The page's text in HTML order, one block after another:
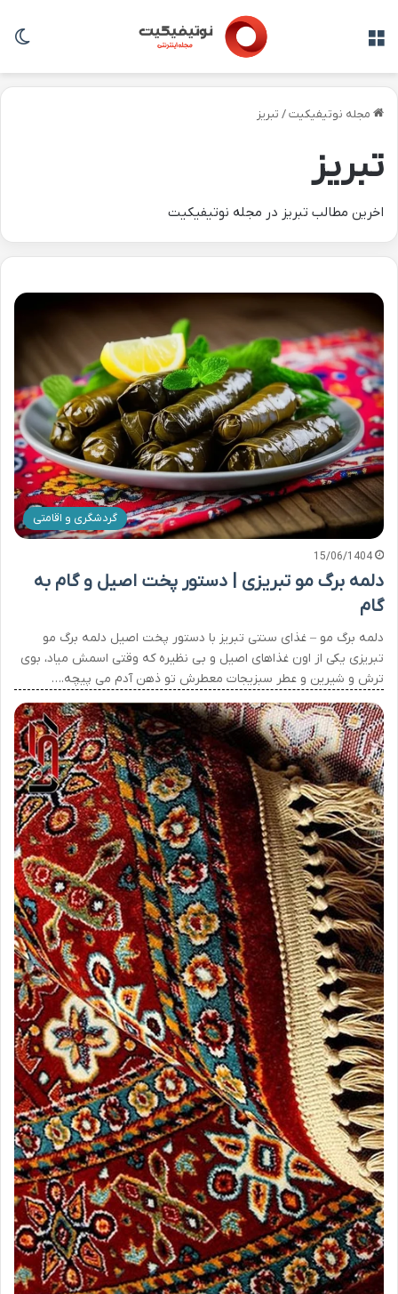
مجله نوتیفیکیت/ تبریز
تبریز
اخرین مطالب تبریز در مجله نوتیفیکیت
گردشگری و اقامتی
15/06/1404
دلمه برگ مو تبریزی | دستور پخت اصیل و گام به
گام
دلمه برگ مو – غذای سنتی تبریز با دستور پخت اصیل دلمه برگ مو
تبریزی یکی از اون غذاهای اصیل و بی نظیره که وقتی اسمش میاد، بوی
ترش و شیرین و عطر سبزیجات معطرش تو ذهن آدم می پیچه.…